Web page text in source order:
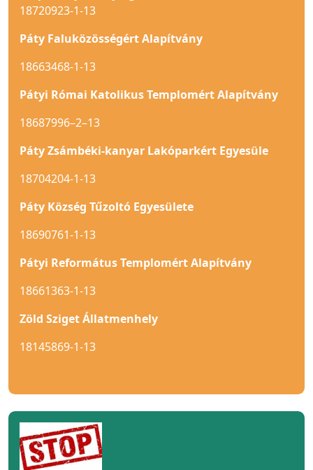
18720923-1-13
Páty Faluközösségért Alapítvány
18663468-1-13
Pátyi Római Katolikus Templomért Alapítvány
18687996–2–13
Páty Zsámbéki-kanyar Lakóparkért Egyesüle
18704204-1-13
Páty Község Tűzoltó Egyesülete
18690761-1-13
Pátyi Református Templomért Alapítvány
18661363-1-13
Zöld Sziget Állatmenhely
18145869-1-13